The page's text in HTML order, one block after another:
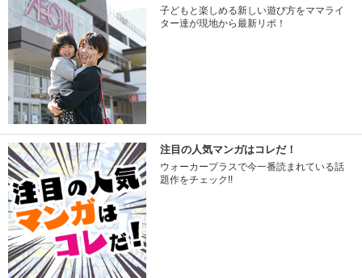
子どもと楽しめる新しい遊び方をママライ
ター達が現地から最新リポ！
注目の人気マンガはコレだ！
ウォーカープラスで今一番読まれている話
題作をチェック!!